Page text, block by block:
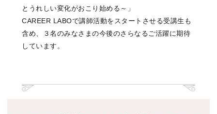
とうれしい変化がおこり始める～」
CAREER LABOで講師活動をスタートさせる受講生も
含め、３名のみなさまの今後のさらなるご活躍に期待
しています。